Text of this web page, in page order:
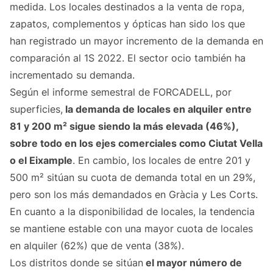
medida. Los locales destinados a la venta de ropa,
zapatos, complementos y ópticas han sido los que
han registrado un mayor incremento de la demanda en
comparación al 1S 2022. El sector ocio también ha
incrementado su demanda.
Según el informe semestral de FORCADELL, por
superficies, la demanda de locales en alquiler entre
81 y 200 m² sigue siendo la más elevada (46%),
sobre todo en los ejes comerciales como Ciutat Vella
o el Eixample. En cambio, los locales de entre 201 y
500 m² sitúan su cuota de demanda total en un 29%,
pero son los más demandados en Gràcia y Les Corts.
En cuanto a la disponibilidad de locales, la tendencia
se mantiene estable con una mayor cuota de locales
en alquiler (62%) que de venta (38%).
Los distritos donde se sitúan el mayor número de